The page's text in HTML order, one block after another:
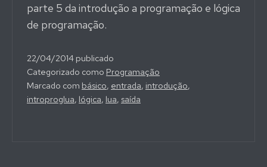
parte 5 da introdução a programação e lógica
de programação.
22/04/2014 publicado
Categorizado como Programação
Marcado com básico, entrada, introdução,
introproglua, lógica, lua, saída